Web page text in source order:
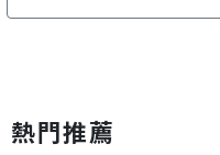
熱門推薦